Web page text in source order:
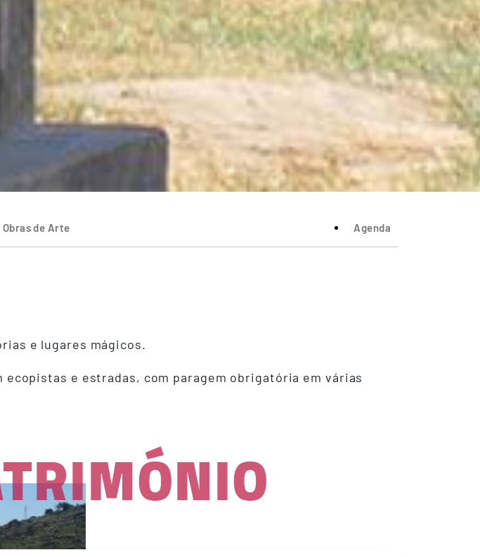
Obras de Arte Agenda
e lugares mágicos.
e estradas, com paragem obrigatória em várias